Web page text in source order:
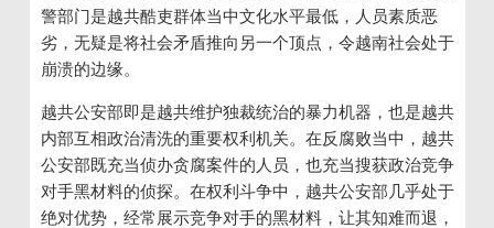
警部门是越共酷吏群体当中文化水平最低，人员素质恶
劣，无疑是将社会矛盾推向另一个顶点，令越南社会处于
崩溃的边缘。
越共公安部即是越共维护独裁统治的暴力机器，也是越共
内部互相政治清洗的重要权利机关。在反腐败当中，越共
公安部既充当侦办贪腐案件的人员，也充当搜获政治竞争
对手黑材料的侦探。在权利斗争中，越共公安部几乎处于
绝对优势，经常展示竞争对手的黑材料，让其知难而退，